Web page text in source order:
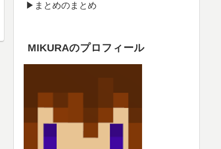
▶まとめのまとめ
MIKURAのプロフィール